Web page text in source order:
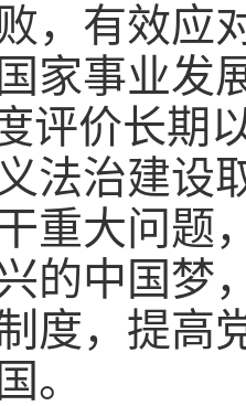
，有效应
家事业发
评价长期
法治建设
重大问题
的中国梦
度，提高
。